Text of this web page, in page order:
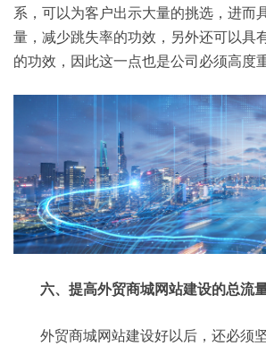
系，可以为客户出示大量的挑选，进而
量，减少跳失率的功效，另外还可以具
的功效，因此这一点也是公司必须高度
六、提高外贸商城网站建设的总流
外贸商城网站建设好以后，还必须